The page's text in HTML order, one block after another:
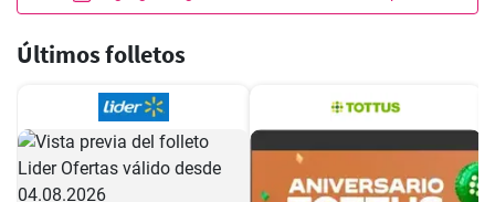
Últimos folletos